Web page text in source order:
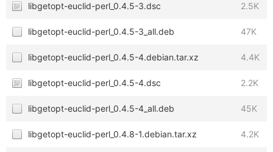
libgetopt-euclid-perl_0.4.5-3.dsc 2.5K
libgetopt-euclid-perl_0.4.5-3_all.deb 47K
libgetopt-euclid-perl_0.4.5-4.debian.tar.xz 4.4K
libgetopt-euclid-perl_0.4.5-4.dsc 2.2K
libgetopt-euclid-perl_0.4.5-4_all.deb 45K
libgetopt-euclid-perl_0.4.8-1.debian.tar.xz 4.2K